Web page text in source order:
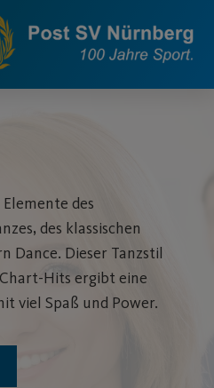
des
des klassischen
Dance. Dieser Tanzstil
Hits ergibt eine
viel Spaß und Power.